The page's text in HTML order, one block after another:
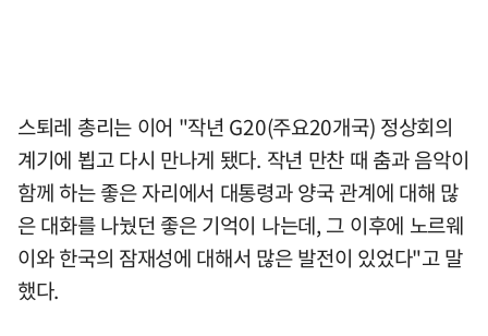
스퇴레 총리는 이어 "작년 G20(주요20개국) 정상회의
계기에 뵙고 다시 만나게 됐다. 작년 만찬 때 춤과 음악이
함께 하는 좋은 자리에서 대통령과 양국 관계에 대해 많
은 대화를 나눴던 좋은 기억이 나는데, 그 이후에 노르웨
이와 한국의 잠재성에 대해서 많은 발전이 있었다"고 말
했다.